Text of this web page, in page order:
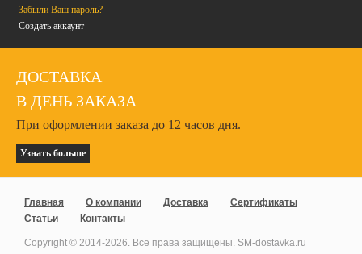
Забыли Ваш пароль?
Создать аккаунт
ДОСТАВКА
В ДЕНЬ ЗАКАЗА
При оформлении заказа до 12 часов дня.
Узнать больше
Главная О компании Доставка
Сертификаты
Статьи
Контакты
Copyright © 2014-2026. Все права защищены. SM-dostavka.ru